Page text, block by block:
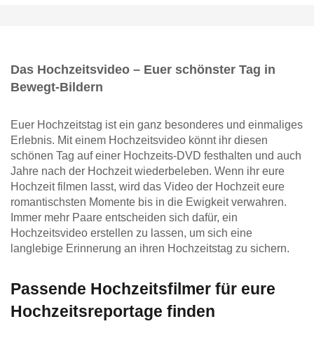
Das Hochzeitsvideo – Euer schönster Tag in
Bewegt-Bildern
Euer Hochzeitstag ist ein ganz besonderes und einmaliges
Erlebnis. Mit einem Hochzeitsvideo könnt ihr diesen
schönen Tag auf einer Hochzeits-DVD festhalten und auch
Jahre nach der Hochzeit wiederbeleben. Wenn ihr eure
Hochzeit filmen lasst, wird das Video der Hochzeit eure
romantischsten Momente bis in die Ewigkeit verwahren.
Immer mehr Paare entscheiden sich dafür, ein
Hochzeitsvideo erstellen zu lassen, um sich eine
langlebige Erinnerung an ihren Hochzeitstag zu sichern.
Passende Hochzeitsfilmer für eure
Hochzeitsreportage finden